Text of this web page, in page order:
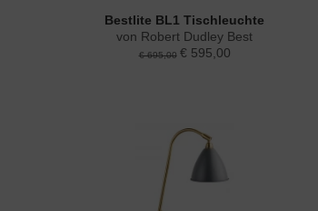
Bestlite BL1 Tischleuchte
von Robert Dudley Best
€ 695,00 € 595,00